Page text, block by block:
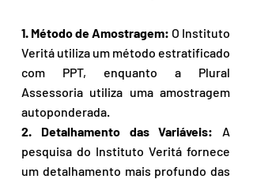
1. Método de Amostragem: O Instituto
Veritá utiliza um método estratificado
com PPT, enquanto a Plural
Assessoria utiliza uma amostragem
autoponderada.
2. Detalhamento das Variáveis: A
pesquisa do Instituto Veritá fornece
um detalhamento mais profundo das